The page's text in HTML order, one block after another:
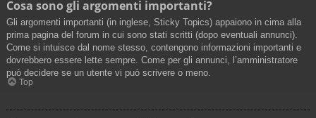
Cosa sono gli argomenti importanti?
Gli argomenti importanti (in inglese, Sticky Topics) appaiono in cima alla
prima pagina del forum in cui sono stati scritti (dopo eventuali annunci).
Come si intuisce dal nome stesso, contengono informazioni importanti e
dovrebbero essere lette sempre. Come per gli annunci, l’amministratore
può decidere se un utente vi può scrivere o meno.
Top